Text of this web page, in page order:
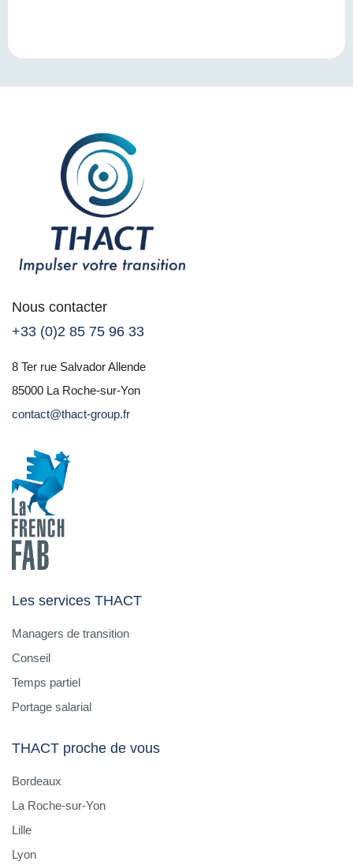
Nous contacter
+33 (0)2 85 75 96 33
8 Ter rue Salvador Allende
85000 La Roche-sur-Yon
contact@thact-group.fr
Les services THACT
Managers de transition
Conseil
Temps partiel
Portage salarial
THACT proche de vous
Bordeaux
La Roche-sur-Yon
Lille
Lyon